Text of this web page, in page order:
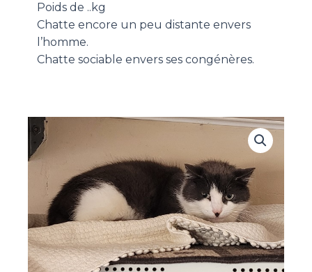
Poids de ..kg
Chatte encore un peu distante envers
l’homme.
Chatte sociable envers ses congénères.